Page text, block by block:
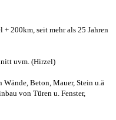
200km, seit mehr als 25 Jahren
uvm. (Hirzel)
Beton, Mauer, Stein u.ä
von Türen u. Fenster,